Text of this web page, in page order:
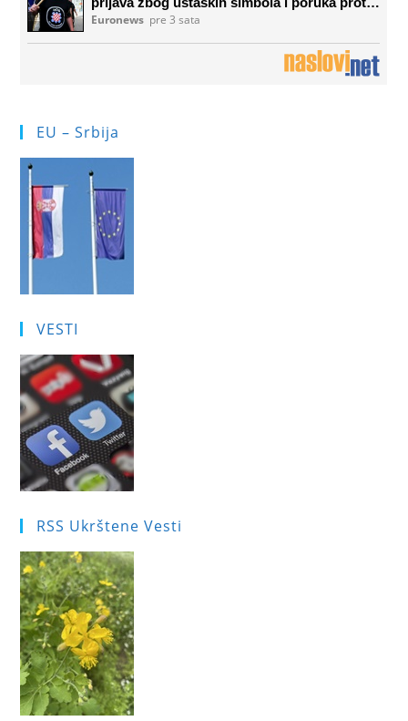
EU – Srbija
VESTI
RSS Ukrštene Vesti